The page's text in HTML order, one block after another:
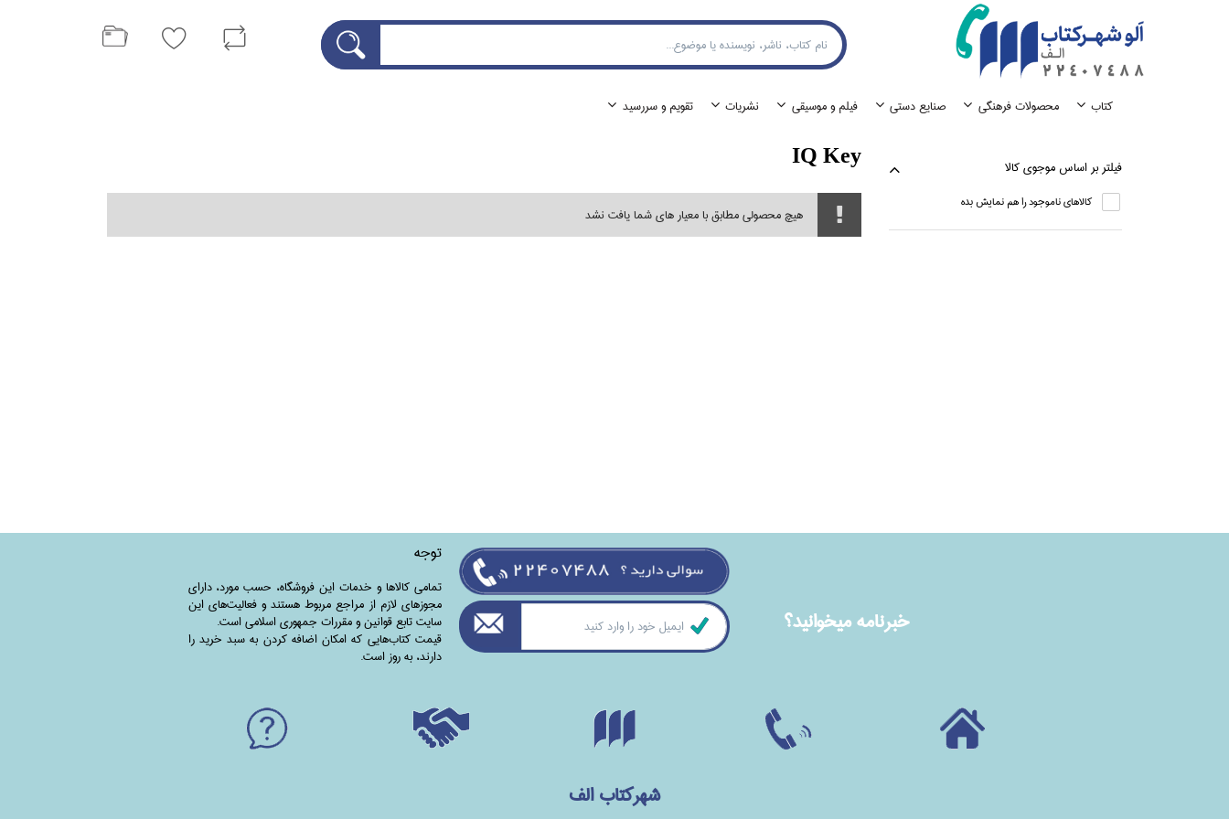
كتاب محصولات فرهنگي صنايع دستي فيلم و موسيقي نشريات تقويم و سررسيد
فيلتر بر اساس موجوي كالا
كالاهاي ناموجود را هم نمايش بده
IQ Key
هیچ محصولی مطابق با معیار های شما یافت نشد
خبرنامه ميخوانيد؟
توجه
تمامی‌ کالاها و خدمات این فروشگاه، حسب مورد،‌ دارای
مجوزهای لازم از مراجع مربوط هستند ‌و‌‌ فعالیت‌های این
سایت تابع قوانین و مقررات جمهوری اسلامی است.
قیمت کتاب‌هایی که امکان اضافه کردن به سبد خرید را
دارند،‌ به روز است.
شهرکتاب الف